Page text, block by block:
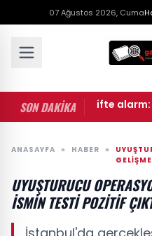
07 Ağustos 2026, Cuma
SON DAKİKAçifte alarm:
ANASAYFA » HABER »
UYUŞTURUCU
ISMIN TESTI POZITIF